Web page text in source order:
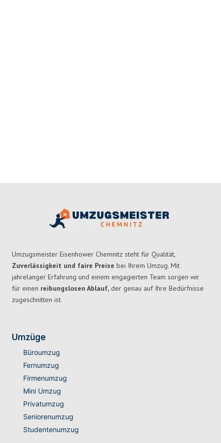
Umzugsmeister Eisenhower Chemnitz steht für Qualität,
Zuverlässigkeit und faire Preise bei Ihrem Umzug. Mit
jahrelanger Erfahrung und einem engagierten Team sorgen wir
für einen reibungslosen Ablauf, der genau auf Ihre Bedürfnisse
zugeschnitten ist.
Umzüge
Büroumzug
Fernumzug
Firmenumzug
Mini Umzug
Privatumzug
Seniorenumzug
Studentenumzug